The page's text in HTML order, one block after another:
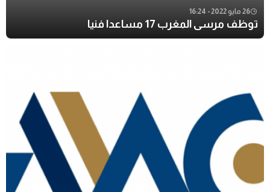
26 مايو 2022 - 16:24
توظف مرسى المغرب 17 مساعدا فنيا